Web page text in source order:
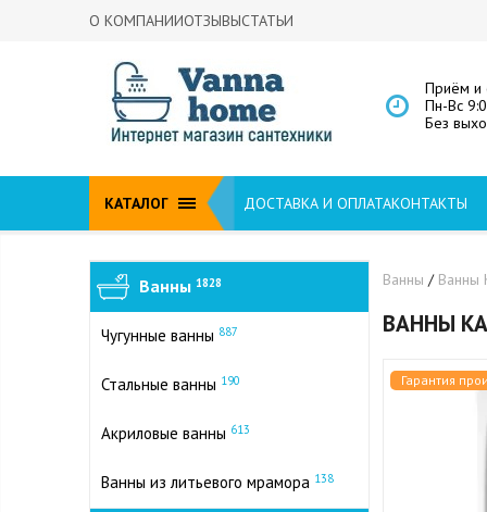
О КОМПАНИИОТЗЫВЫСТАТЬИ
Приём и
Пн-Вс
Без
КАТАЛОГ ДОСТАВКА И ОПЛАТАКОНТАКТЫ
Ванны 1828
Чугунные ванны 887
Стальные ванны 190
Акриловые ванны 613
Ванны из литьевого мрамора 138
Ванны / Ванны
ВАННЫ
Гарантия